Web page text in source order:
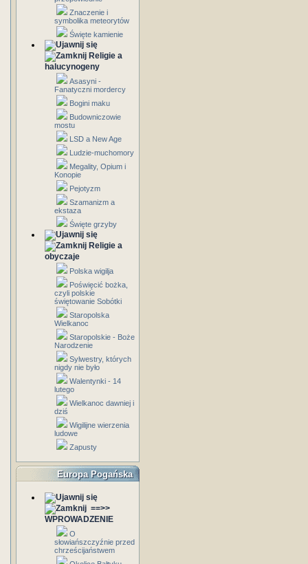
Znaczenie i
symbolika meteorytów
Święte kamienie
Religie a
halucynogeny
Asasyni -
Fanatyczni mordercy
Bogini maku
Budowniczowie
mostu
LSD a New Age
Ludzie-muchomory
Megality, Opium i
Konopie
Pejotyzm
Szamanizm a
ekstaza
Święte grzyby
Religie a
obyczaje
Polska wigilja
Poświęcić bożka,
czyli polskie
świętowanie Sobótki
Staropolska
Wielkanoc
Staropolskie - Boże
Narodzenie
Sylwestry, których
nigdy nie było
Walentynki - 14
lutego
Wielkanoc dawniej i
dziś
Wigilijne wierzenia
ludowe
Zapusty
Europa Pogańska
==>>
WPROWADZENIE
O
słowiańszczyźnie przed
chrześcijaństwem